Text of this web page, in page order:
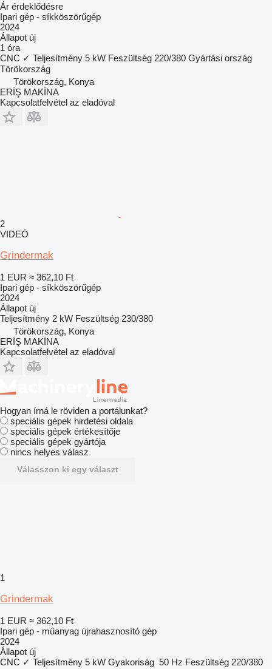
Ár érdeklődésre
Ipari gép - síkköszörűgép
2024
Állapot új
1 óra
CNC ✓ Teljesítmény 5 kW Feszültség 220/380 Gyártási ország
Törökország
Törökország, Konya
ERİŞ MAKİNA
Kapcsolatfelvétel az eladóval
2
VIDEÓ
Grindermak
1 EUR ≈ 362,10 Ft
Ipari gép - síkköszörűgép
2024
Állapot új
Teljesítmény 2 kW Feszültség 230/380
Törökország, Konya
ERİŞ MAKİNA
Kapcsolatfelvétel az eladóval
Hogyan írná le röviden a portálunkat?
speciális gépek hirdetési oldala
speciális gépek értékesítője
speciális gépek gyártója
nincs helyes válasz
Válasszon ki egy választ
1
Grindermak
1 EUR ≈ 362,10 Ft
Ipari gép - műanyag újrahasznosító gép
2024
Állapot új
CNC ✓ Teljesítmény 5 kW Gyakoriság 50 Hz Feszültség 220/380